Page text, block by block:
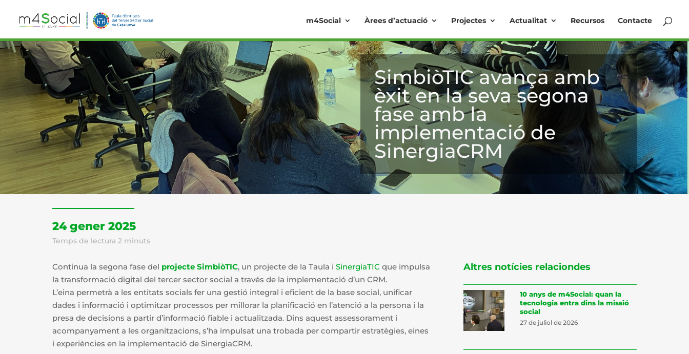
m4Social Àrees d’actuació Projectes Actualitat Recursos Contacte
SimbiòTIC avança amb
èxit en la seva segona
fase amb la
implementació de
SinergiaCRM
24 gener 2025
Temps de lectura 2 minuts
Continua la segona fase del projecte SimbiòTIC, un projecte de la Taula i SinergiaTIC que impulsa
la transformació digital del tercer sector social a través de la implementació d’un CRM.
L’eina permetrà a les entitats socials fer una gestió integral i eficient de la base social, unificar
dades i informació i optimitzar processos per millorar la planificació en l’atenció a la persona i la
presa de decisions a partir d’informació fiable i actualitzada. Dins aquest assessorament i
acompanyament a les organitzacions, s’ha impulsat una trobada per compartir estratègies, eines
i experiències en la implementació de SinergiaCRM.
Altres notícies relaciondes
10 anys de m4Social: quan la
tecnologia entra dins la missió
social
27 de juliol de 2026